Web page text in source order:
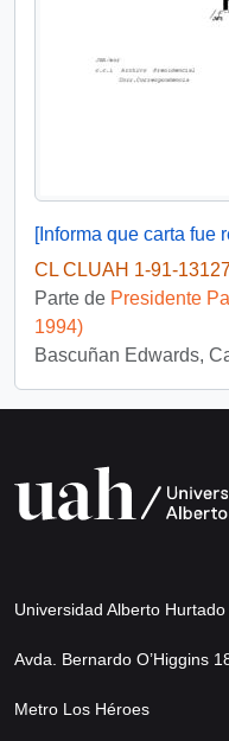
CL CLUAH 1-91-
Parte de Presidente
1994)
Bascuñan Edwards,
Universidad Alberto Hurtado
Avda. Bernardo O’Higgins
Metro Los Héroes